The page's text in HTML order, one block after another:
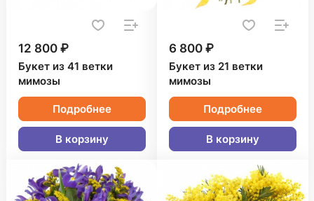
12 800 ₽
Букет из 41 ветки
мимозы
Подробнее
В корзину
6 800 ₽
Букет из 21 ветки
мимозы
Подробнее
В корзину